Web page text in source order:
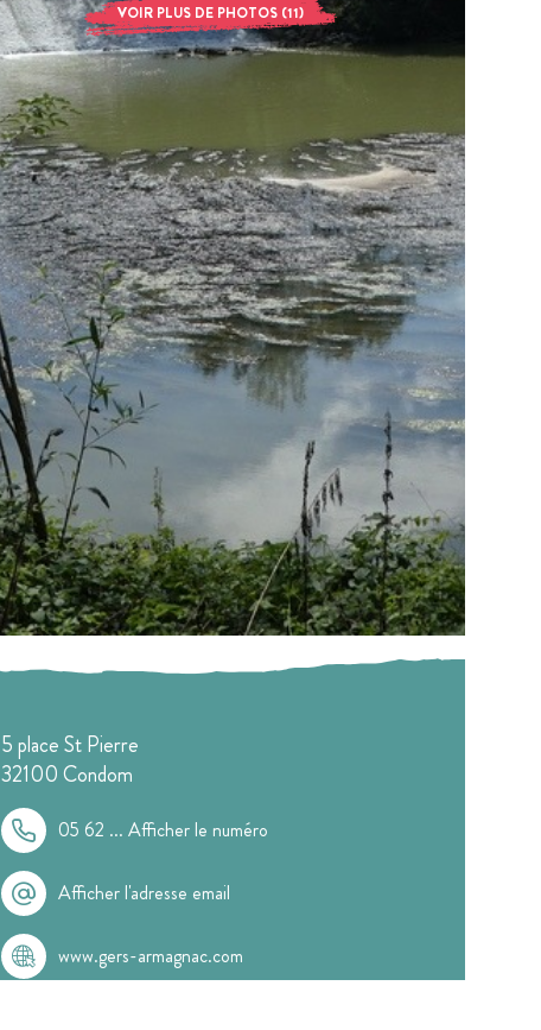
VOIR PLUS DE PHOTOS (11)
5 place St Pierre
32100 Condom
05 62 ...Afficher le numéro
Afficher l'adresse email
www.gers-armagnac.com